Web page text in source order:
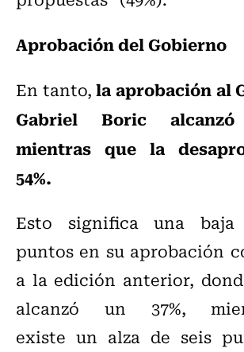
Aprobación del Gobierno
En tanto,la aprobación al
Gabriel Boric
mientras que la
54%.
Esto significa una
puntos en su aprobación
a la edición anterior,
alcanzó un 37%,
existe un alza de seis